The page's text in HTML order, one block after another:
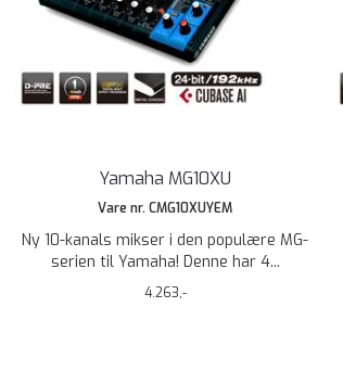
Yamaha MG10XU
Vare nr. CMG10XUYEM
Ny 10-kanals mikser i den populære MG-
serien til Yamaha! Denne har 4...
4.263,-